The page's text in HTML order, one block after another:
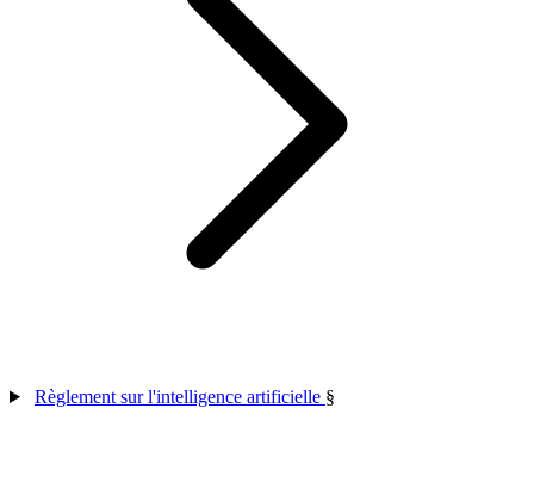
Règlement sur l'intelligence artificielle §